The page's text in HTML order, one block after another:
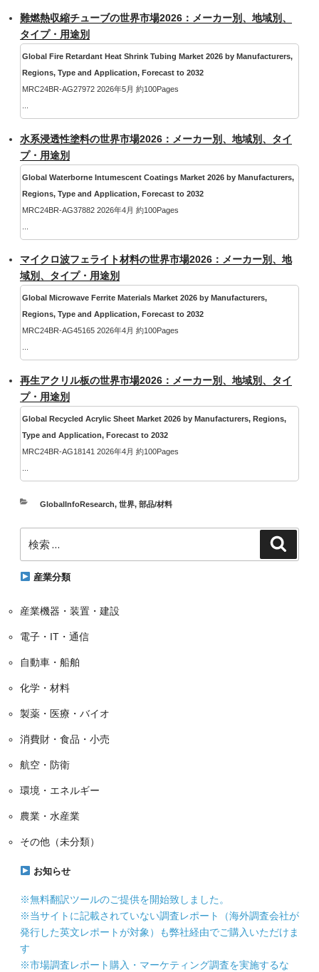
難燃熱収縮チューブの世界市場2026：メーカー別、地域別、
タイプ・用途別
Global Fire Retardant Heat Shrink Tubing Market 2026 by Manufacturers,
Regions, Type and Application, Forecast to 2032
MRC24BR-AG27972 2026年5月 約100Pages
水系浸透性塗料の世界市場2026：メーカー別、地域別、タイ
プ・用途別
Global Waterborne Intumescent Coatings Market 2026 by Manufacturers,
Regions, Type and Application, Forecast to 2032
MRC24BR-AG37882 2026年4月 約100Pages
マイクロ波フェライト材料の世界市場2026：メーカー別、地
域別、タイプ・用途別
Global Microwave Ferrite Materials Market 2026 by Manufacturers,
Regions, Type and Application, Forecast to 2032
MRC24BR-AG45165 2026年4月 約100Pages
再生アクリル板の世界市場2026：メーカー別、地域別、タイ
プ・用途別
Global Recycled Acrylic Sheet Market 2026 by Manufacturers, Regions,
Type and Application, Forecast to 2032
MRC24BR-AG18141 2026年4月 約100Pages
カ
リ
GlobalInfoResearch, 世界, 部品/材料
索:
産業分類
産業機器・装置・建設
電子・IT・通信
自動車・船舶
化学・材料
製薬・医療・バイオ
消費財・食品・小売
航空・防衛
環境・エネルギー
農業・水産業
その他（未分類）
お知らせ
※無料翻訳ツールのご提供を開始致しました。
※当サイトに記載されていない調査レポート（海外調査会社が
発行した英文レポートが対象）も弊社経由でご購入いただけま
す
※市場調査レポート購入・マーケティング調査を実施するな